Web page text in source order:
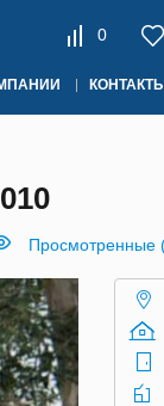
0
КОНТАКТЫ
Просмотренные